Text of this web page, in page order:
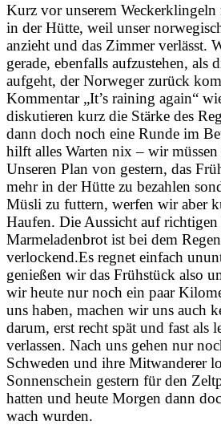
Kurz vor unserem Weckerklingeln
in der Hütte, weil unser
anzieht und das Zimmer verlässt.
gerade, ebenfalls aufzustehen, als
aufgeht, der Norweger zurück
Kommentar „It’s raining again“
diskutieren kurz die Stärke des
dann doch noch eine Runde im
hilft alles Warten nix – wir
Unseren Plan von gestern, das
mehr in der Hütte zu bezahlen
Müsli zu futtern, werfen wir aber
Haufen. Die Aussicht auf
Marmeladenbrot ist bei dem
verlockend.Es regnet einfach
genießen wir das Frühstück also
wir heute nur noch ein paar
uns haben, machen wir uns auch
darum, erst recht spät und fast als
verlassen. Nach uns gehen nur
Schweden und ihre Mitwanderer
Sonnenschein gestern für den
hatten und heute Morgen dann
wach wurden.